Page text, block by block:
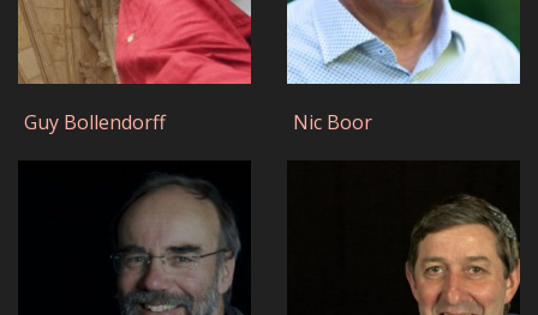
Guy Bollendorff Nic Boor